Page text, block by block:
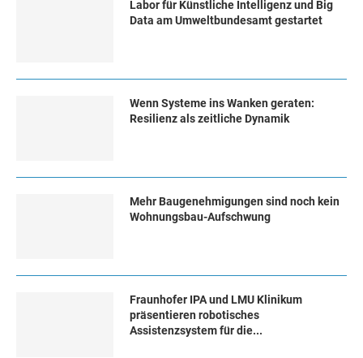
Labor für Künstliche Intelligenz und Big
Data am Umweltbundesamt gestartet
Wenn Systeme ins Wanken geraten:
Resilienz als zeitliche Dynamik
Mehr Baugenehmigungen sind noch kein
Wohnungsbau-Aufschwung
Fraunhofer IPA und LMU Klinikum
präsentieren robotisches
Assistenzsystem für die...